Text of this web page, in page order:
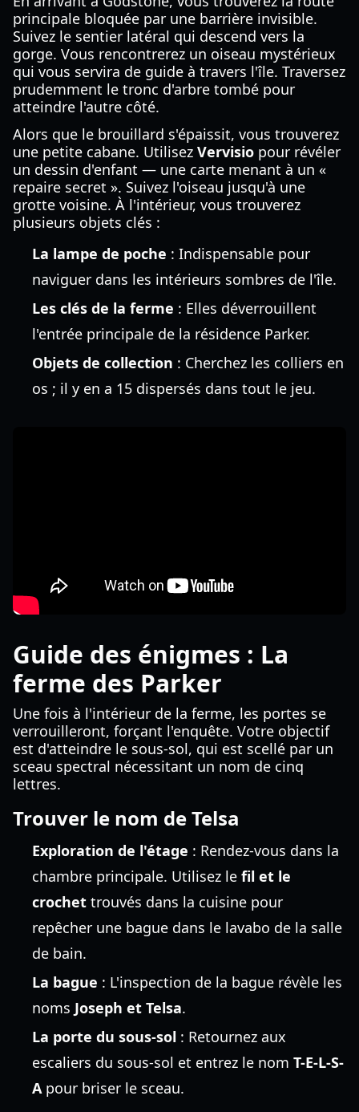
principale bloquée par une barrière invisible.
Suivez le sentier latéral qui descend vers la
gorge. Vous rencontrerez un oiseau mystérieux
qui vous servira de guide à travers l'île. Traversez
prudemment le tronc d'arbre tombé pour
atteindre l'autre côté.
Alors que le brouillard s'épaissit, vous trouverez
une petite cabane. Utilisez Vervisio pour révéler
un dessin d'enfant — une carte menant à un «
repaire secret ». Suivez l'oiseau jusqu'à une
grotte voisine. À l'intérieur, vous trouverez
plusieurs objets clés :
La lampe de poche : Indispensable pour
naviguer dans les intérieurs sombres de l'île.
Les clés de la ferme : Elles déverrouillent
l'entrée principale de la résidence Parker.
Objets de collection : Cherchez les colliers en
os ; il y en a 15 dispersés dans tout le jeu.
Guide des énigmes : La
ferme des Parker
Une fois à l'intérieur de la ferme, les portes se
verrouilleront, forçant l'enquête. Votre objectif
est d'atteindre le sous-sol, qui est scellé par un
sceau spectral nécessitant un nom de cinq
lettres.
Trouver le nom de Telsa
Exploration de l'étage : Rendez-vous dans la
chambre principale. Utilisez le fil et le
crochet trouvés dans la cuisine pour
repêcher une bague dans le lavabo de la salle
de bain.
La bague : L'inspection de la bague révèle les
noms Joseph et Telsa.
La porte du sous-sol : Retournez aux
escaliers du sous-sol et entrez le nom T-E-L-S-
Apour briser le sceau.